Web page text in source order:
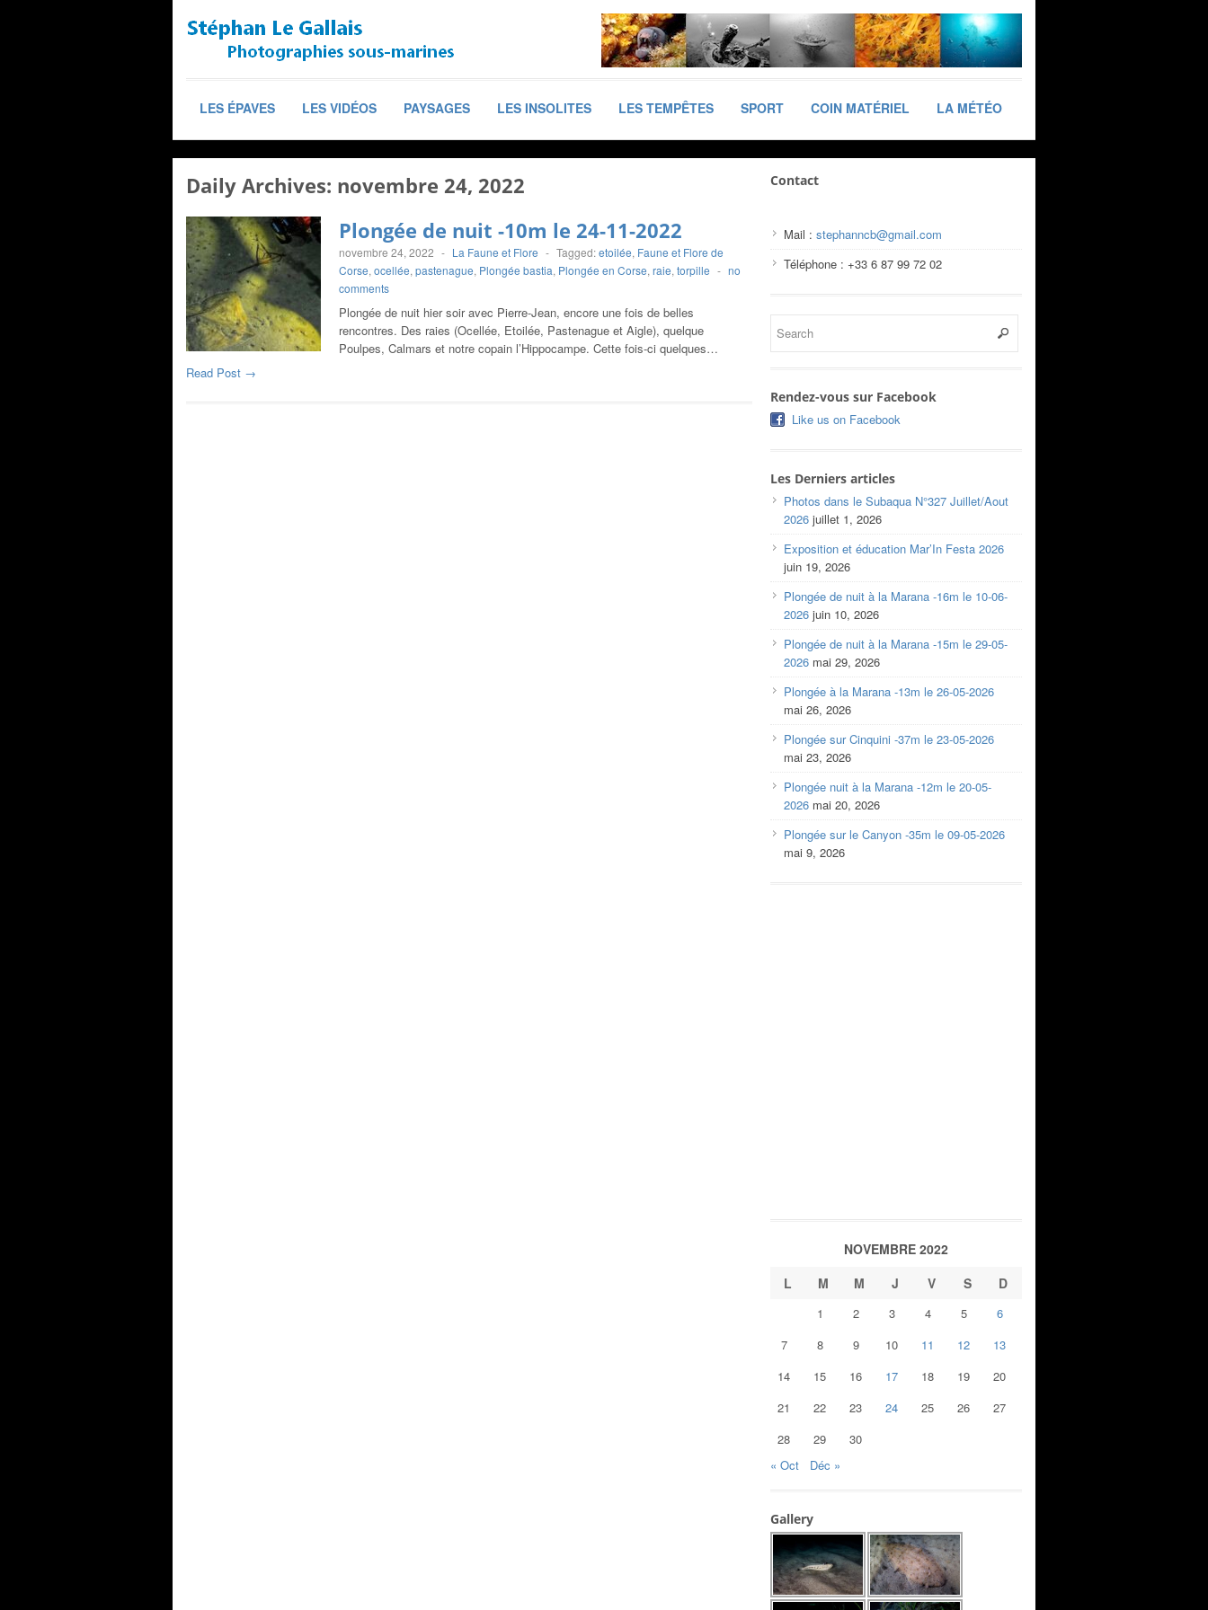
LES ÉPAVES LES VIDÉOS PAYSAGES LES INSOLITES LES TEMPÊTES SPORT COIN MATÉRIEL LA MÉTÉO
Daily Archives: novembre 24, 2022
Plongée de nuit -10m le 24-11-2022
novembre 24, 2022 - La Faune et Flore - Tagged:etoilée, Faune et Flore de
Corse, ocellée, pastenague, Plongée bastia, Plongée en Corse, raie, torpille - no
comments
Plongée de nuit hier soir avec Pierre-Jean, encore une fois de belles
rencontres. Des raies (Ocellée, Etoilée, Pastenague et Aigle), quelque
Poulpes, Calmars et notre copain l’Hippocampe. Cette fois-ci quelques…
Read Post →
Contact
Mail : stephanncb@gmail.com
Téléphone : +33 6 87 99 72 02
Rendez-vous sur Facebook
Like us on Facebook
Les Derniers articles
Photos dans le Subaqua N°327 Juillet/Aout
2026 juillet 1, 2026
Exposition et éducation Mar’In Festa 2026
juin 19, 2026
Plongée de nuit à la Marana -16m le 10-06-
2026 juin 10, 2026
Plongée de nuit à la Marana -15m le 29-05-
2026 mai 29, 2026
Plongée à la Marana -13m le 26-05-2026
mai 26, 2026
Plongée sur Cinquini -37m le 23-05-2026
mai 23, 2026
Plongée nuit à la Marana -12m le 20-05-
2026 mai 20, 2026
Plongée sur le Canyon -35m le 09-05-2026
mai 9, 2026
NOVEMBRE 2022
L
M M J V S D
1 2 3 4 5
6
7
8 9 10 11 12
13
14
15 16 17 18 19
20
21
22 23 24 25 26
27
28
29
30
« Oct
Déc »
Gallery